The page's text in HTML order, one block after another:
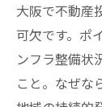
大阪で不動産
可欠です。ポ
ンフラ整備状
こと。なぜな